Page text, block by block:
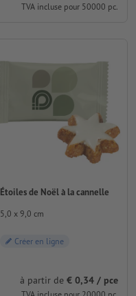
TVA incluse pour 50000 pc.
Étoiles de Noël à la cannelle
5,0 x 9,0 cm
Créer en ligne
à partir de € 0,34 / pce